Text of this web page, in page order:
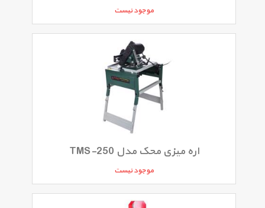
موجود نیست
اره میزی محک مدل TMS-250
موجود نیست